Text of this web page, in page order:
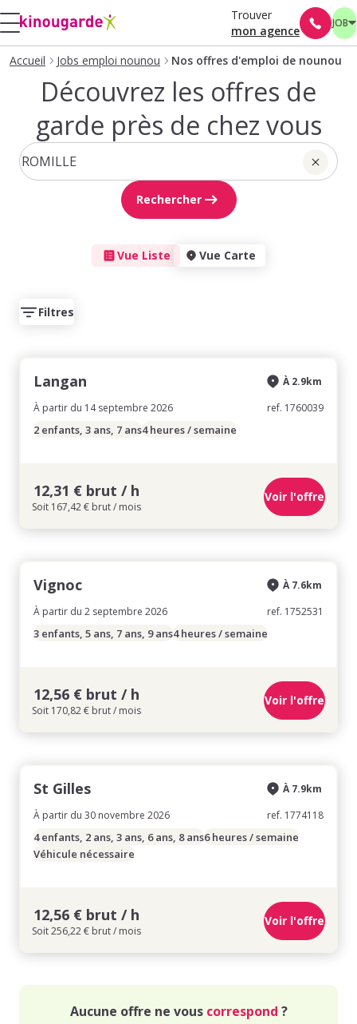
Trouver
mon agence
JOB
Accueil Jobs emploi nounou Nos offres d'emploi de nounou
Découvrez les offres de
garde près de chez vous
Rechercher
Vue Liste Vue Carte
Filtres
Langan
À partir du 14 septembre 2026
À 2.9km
ref. 1760039
2 enfants, 3 ans, 7 ans4 heures / semaine
12,31 € brut / h
Soit 167,42 € brut / mois
Voir l'offre
Vignoc
À partir du 2 septembre 2026
À 7.6km
ref. 1752531
3 enfants, 5 ans, 7 ans, 9 ans4 heures / semaine
12,56 € brut / h
Soit 170,82 € brut / mois
Voir l'offre
St Gilles
À partir du 30 novembre 2026
À 7.9km
ref. 1774118
4 enfants, 2 ans, 3 ans, 6 ans, 8 ans6 heures / semaine
Véhicule nécessaire
12,56 € brut / h
Soit 256,22 € brut / mois
Voir l'offre
Aucune offre ne vous correspond ?